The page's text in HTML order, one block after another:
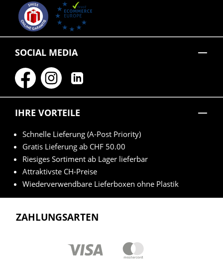
SOCIAL MEDIA
IHRE VORTEILE
Schnelle Lieferung (A-Post Priority)
Gratis Lieferung ab CHF 50.00
Riesiges Sortiment ab Lager lieferbar
Attraktivste CH-Preise
Wiederverwendbare Lieferboxen ohne Plastik
ZAHLUNGSARTEN